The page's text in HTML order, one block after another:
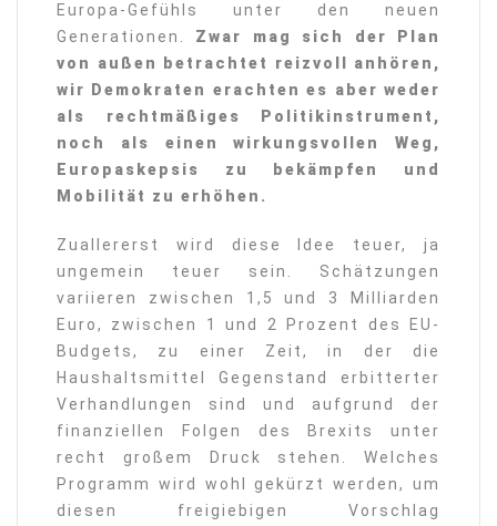
Europa-Gefühls unter den neuen
Generationen. Zwar mag sich der Plan
von außen betrachtet reizvoll anhören,
wir Demokraten erachten es aber weder
als rechtmäßiges Politikinstrument,
noch als einen wirkungsvollen Weg,
Europaskepsis zu bekämpfen und
Mobilität zu erhöhen.
Zuallererst wird diese Idee teuer, ja
ungemein teuer sein. Schätzungen
variieren zwischen 1,5 und 3 Milliarden
Euro, zwischen 1 und 2 Prozent des EU-
Budgets, zu einer Zeit, in der die
Haushaltsmittel Gegenstand erbitterter
Verhandlungen sind und aufgrund der
finanziellen Folgen des Brexits unter
recht großem Druck stehen. Welches
Programm wird wohl gekürzt werden, um
diesen freigiebigen Vorschlag